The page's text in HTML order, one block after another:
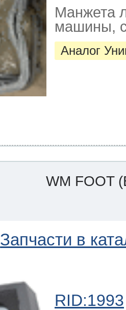
Манжета
машины,
Аналог
WM FOOT
Запчасти в
RID:1993